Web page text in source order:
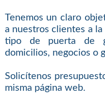
Tenemos un claro
a nuestros clientes a
tipo de puerta de
domicilios, negocios o
Solicítenos
misma página web.